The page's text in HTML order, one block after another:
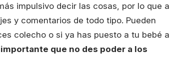
impulsivo decir las cosas, por lo que a
y comentarios de todo tipo. Pueden
colecho o si ya has puesto a tu bebé a
que no des poder a los